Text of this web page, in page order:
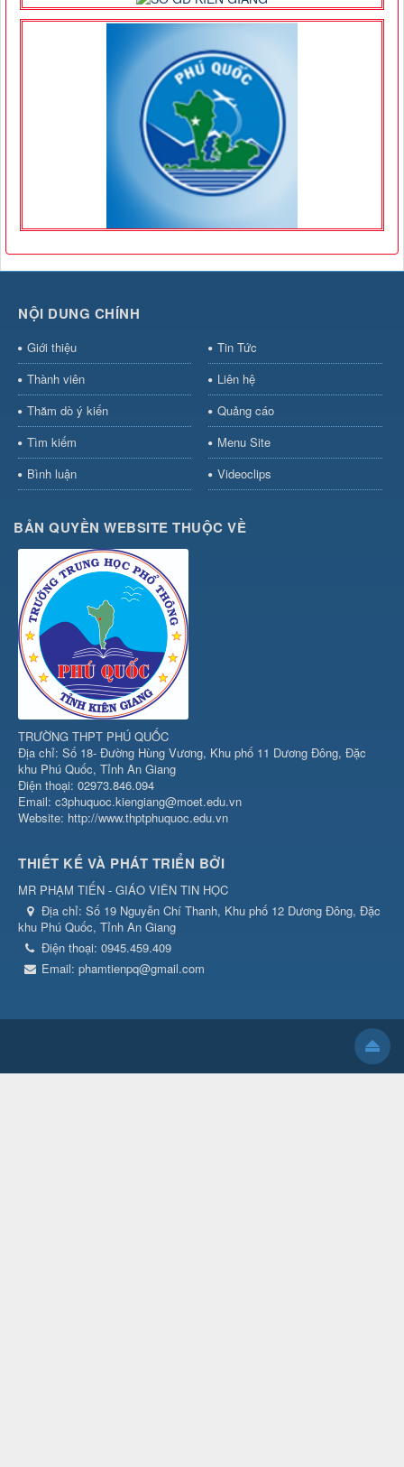
NỘI DUNG CHÍNH
Giới thiệu
Tin Tức
Thành viên
Liên hệ
Thăm dò ý kiến
Quảng cáo
Tìm kiếm
Menu Site
Bình luận
Videoclips
BẢN QUYỀN WEBSITE THUỘC VỀ
TRƯỜNG THPT PHÚ QUỐC
Địa chỉ: Số 18- Đường Hùng Vương, Khu phố 11 Dương Đông, Đặc
khu Phú Quốc, Tỉnh An Giang
Điện thoại: 02973.846.094
Email: c3phuquoc.kiengiang@moet.edu.vn
Website: http://www.thptphuquoc.edu.vn
THIẾT KẾ VÀ PHÁT TRIỂN BỞI
MR PHẠM TIẾN - GIÁO VIÊN TIN HỌC
Địa chỉ: Số 19 Nguyễn Chí Thanh, Khu phố 12 Dương Đông, Đặc
khu Phú Quốc, Tỉnh An Giang
Điện thoại: 0945.459.409
Email: phamtienpq@gmail.com